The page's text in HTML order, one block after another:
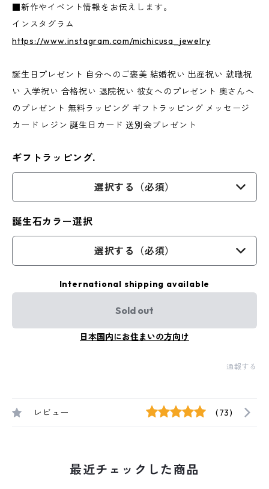
■新作やイベント情報をお伝えします。
インスタグラム
https://www.instagram.com/michicusa_jewelry
誕生日プレゼント 自分へのご褒美 結婚祝い 出産祝い 就職祝
い 入学祝い 合格祝い 退院祝い 彼女へのプレゼント 奥さんへ
のプレゼント 無料ラッピング ギフトラッピング メッセージ
カード レジン 誕生日カード 送別会プレゼント
ギフトラッピング.
選択する（必須）
誕生石カラー選択
選択する（必須）
International shipping available
Sold out
日本国内にお住まいの方向け
通報する
レビュー (73)
最近チェックした商品